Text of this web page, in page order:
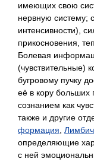
имеющих свою
нервную систему;
интенсивности),
прикосновения,
Болевая
(чувствительные)
бугровому пучку
её в кору больших
сознанием как
также и другие
формация
определяющие
с ней